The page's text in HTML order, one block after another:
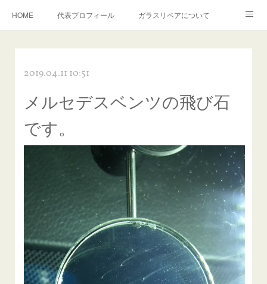
HOME 代表プロフィール ガラスリペアについて
飛び石施工料金について
当店へのアクセス 建築ガラスキズ取り・研磨・磨き
【プロ使用】フッ素系ガラストリートメント『アクアペル』
欧州車モールの白サビやシミを落とす！
instagram記事 ガラスリペア施工価格
飛び石ひび割れでヒビ先が伸びた場合は？
2019.04.11 10:51
メルセデスベンツの飛び石
です。